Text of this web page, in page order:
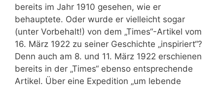
bereits im Jahr 1910 gesehen, wie er
behauptete. Oder wurde er vielleicht sogar
(unter Vorbehalt!) von dem „Times“-Artikel vom
16. März 1922 zu seiner Geschichte „inspiriert“?
Denn auch am 8. und 11. März 1922 erschienen
bereits in der „Times“ ebenso entsprechende
Artikel. Über eine Expedition „um lebende